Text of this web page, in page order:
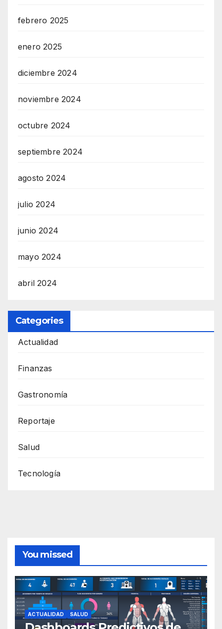
febrero 2025
enero 2025
diciembre 2024
noviembre 2024
octubre 2024
septiembre 2024
agosto 2024
julio 2024
junio 2024
mayo 2024
abril 2024
Categories
Actualidad
Finanzas
Gastronomía
Reportaje
Salud
Tecnología
You missed
ACTUALIDAD SALUD